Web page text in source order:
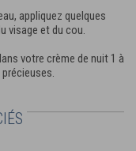
appliquez quelques
visage et du cou.
votre crème de nuit 1 à